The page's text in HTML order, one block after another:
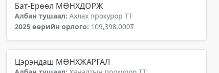
Бат-Ерөөл МӨНХДОРЖ
Албан тушаал: Ахлах прокурор ТТ
2025 өөрийн орлого: 109,398,000₮
Цэрэндаш МӨНХЖАРГАЛ